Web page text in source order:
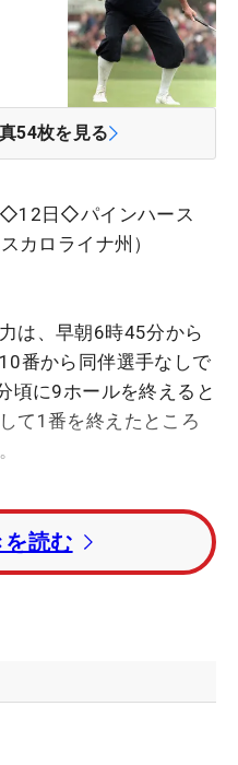
54枚を見る
日◇パインハース
カロライナ州）
は、早朝6時45分から
番から同伴選手なしで
頃に9ホールを終えると
て1番を終えたところ
ていたスコッティ・シ
ーマス（ともに米国）
まって、『リキ、1人な
」。無双している世界
を含むツアー通算15勝
読む